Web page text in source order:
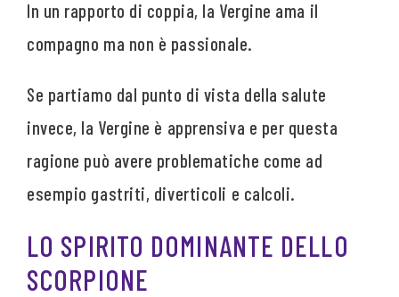
In un rapporto di coppia, la Vergine ama il
compagno ma non è passionale.
Se partiamo dal punto di vista della salute
invece, la Vergine è apprensiva e per questa
ragione può avere problematiche come ad
esempio gastriti, diverticoli e calcoli.
LO SPIRITO DOMINANTE DELLO
SCORPIONE